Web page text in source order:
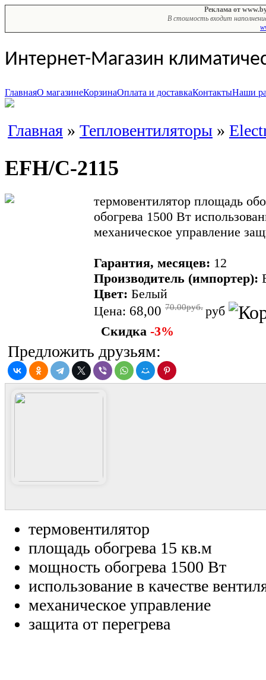
Реклама от
В стоимость входит
Интернет-Магазин
ГлавнаяО магазинеКорзинаОплата и доставкаКонтактыНаши
Главная » Тепловентиляторы »
EFH/C-2115
термовентилятор площадь
обогрева 1500 Вт
механическое управление
Гарантия, месяцев: 12
Производитель (импортер):
Цвет: Белый
Цена: 68,00 70.00руб. руб
Скидка -3%
Предложить друзьям:
термовентилятор
площадь обогрева 15 кв.м
мощность обогрева 1500 Вт
использование в качестве
механическое управление
защита от перегрева